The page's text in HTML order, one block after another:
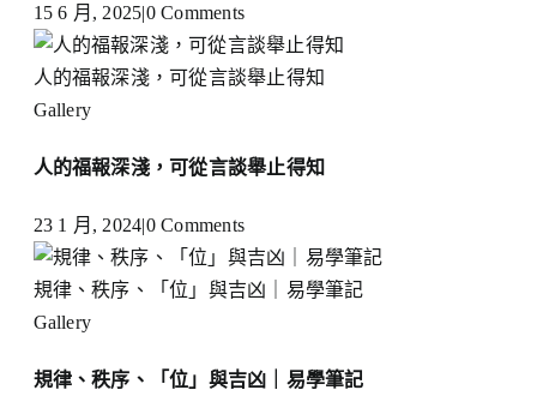
15 6 月, 2025|0 Comments
人的福報深淺，可從言談舉止得知
Gallery
人的福報深淺，可從言談舉止得知
23 1 月, 2024|0 Comments
規律、秩序、「位」與吉凶｜易學筆記
Gallery
規律、秩序、「位」與吉凶｜易學筆記